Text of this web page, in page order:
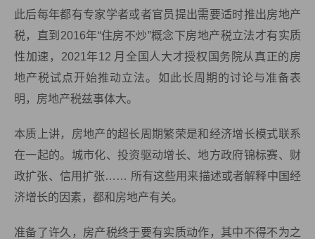
此后每年都有专家学者或者官员提出需要适时推出房地产
税，直到2016年“住房不炒”概念下房地产税立法才有实质
性加速，2021年12 月全国人大才授权国务院从真正的房
地产税试点开始推动立法。如此长周期的讨论与准备表
明，房地产税兹事体大。
本质上讲，房地产的超长周期繁荣是和经济增长模式联系
在一起的。城市化、投资驱动增长、地方政府锦标赛、财
政扩张、信用扩张…… 所有这些用来描述或者解释中国经
济增长的因素，都和房地产有关。
准备了许久，房产税终于要有实质动作，其中不得不为之